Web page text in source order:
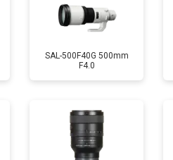
SAL-500F40G 500mm
F4.0